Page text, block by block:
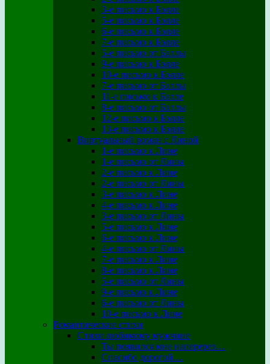
3-е письмо к Бэлле
5-е письмо к Бэлле
6-е письмо к Бэлле
7-е письмо к Бэлле
5-е письмо от Бэллы
9-е письмо к Бэлле
10-е письмо к Бэлле
7-е письмо от Бэллы
11-е письмо к Бэлле
8-е письмо от Бэллы
12-е письмо к Бэлле
13-е письмо к Бэлле
Виртуальный роман с Линой
1-е письмо к Лине
1-е письмо от Лины
2-е письмо к Лине
2-е письмо от Лины
3-е письмо к Лине
4-е письмо к Лине
3-е письмо от Лины
5-е письмо к Лине
6-е письмо к Лине
4-е письмо от Лины
7-е письмо к Лине
8-е письмо к Лине
5-е письмо от Лины
9-е письмо к Лине
6-е письмо от Лины
10-е письмо к Лине
Романтические стихи
Стихи любимому мужчине
Ты появился мне наперерез…
Спасибо дорогой…